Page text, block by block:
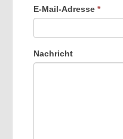
E-Mail-Adresse *
Nachricht